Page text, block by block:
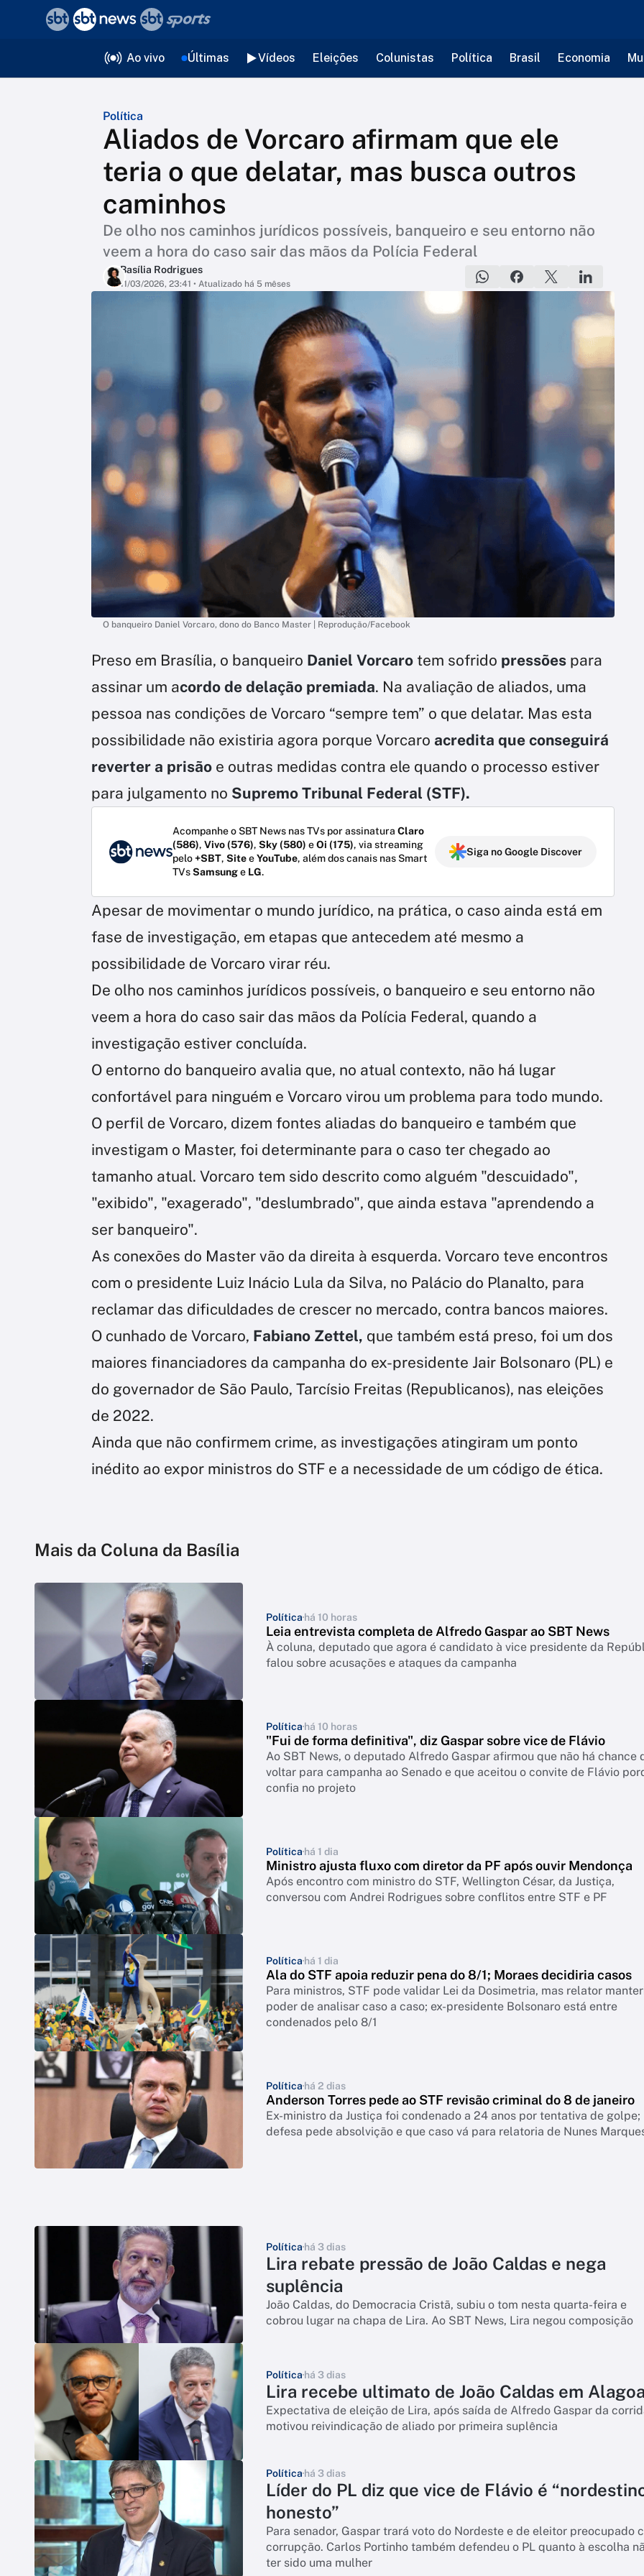
Ao vivo Últimas Vídeos Eleições Colunistas Política Brasil Economia
Política
Aliados de Vorcaro afirmam que ele
teria o que delatar, mas busca outros
caminhos
De olho nos caminhos jurídicos possíveis, banqueiro e seu entorno não
veem a hora do caso sair das mãos da Polícia Federal
Basília Rodrigues
11/03/2026, 23:41 • Atualizado há 5 mêses
O banqueiro Daniel Vorcaro, dono do Banco Master | Reprodução/Facebook
Preso em Brasília, o banqueiro Daniel Vorcaro tem sofrido pressões para
assinar um acordo de delação premiada. Na avaliação de aliados, uma
pessoa nas condições de Vorcaro “sempre tem” o que delatar. Mas esta
possibilidade não existiria agora porque Vorcaro acredita que conseguirá
reverter a prisão e outras medidas contra ele quando o processo estiver
para julgamento no Supremo Tribunal Federal (STF).
Acompanhe o SBT News nas TVs por assinatura Claro
(586), Vivo (576), Sky (580) eOi (175), via streaming
pelo+SBT, SiteeYouTube, além dos canais nas Smart
TVsSamsunge LG.
Siga no Google Discover
Apesar de movimentar o mundo jurídico, na prática, o caso ainda está em
fase de investigação, em etapas que antecedem até mesmo a
possibilidade de Vorcaro virar réu.
De olho nos caminhos jurídicos possíveis, o banqueiro e seu entorno não
veem a hora do caso sair das mãos da Polícia Federal, quando a
investigação estiver concluída.
O entorno do banqueiro avalia que, no atual contexto, não há lugar
confortável para ninguém e Vorcaro virou um problema para todo mundo.
O perfil de Vorcaro, dizem fontes aliadas do banqueiro e também que
investigam o Master, foi determinante para o caso ter chegado ao
tamanho atual. Vorcaro tem sido descrito como alguém "descuidado",
"exibido", "exagerado", "deslumbrado", que ainda estava "aprendendo a
ser banqueiro".
As conexões do Master vão da direita à esquerda. Vorcaro teve encontros
com o presidente Luiz Inácio Lula da Silva, no Palácio do Planalto, para
reclamar das dificuldades de crescer no mercado, contra bancos maiores.
O cunhado de Vorcaro, Fabiano Zettel, que também está preso, foi um dos
maiores financiadores da campanha do ex-presidente Jair Bolsonaro (PL) e
do governador de São Paulo, Tarcísio Freitas (Republicanos), nas eleições
de 2022.
Ainda que não confirmem crime, as investigações atingiram um ponto
inédito ao expor ministros do STF e a necessidade de um código de ética.
Mais da Coluna da Basília
Política há 10 horas
Leia entrevista completa de Alfredo Gaspar ao SBT News
À coluna, deputado que agora é candidato à vice presidente da
falou sobre acusações e ataques da campanha
Política há 10 horas
"Fui de forma definitiva", diz Gaspar sobre vice de Flávio
Ao SBT News, o deputado Alfredo Gaspar afirmou que não há chance
voltar para campanha ao Senado e que aceitou o convite de Flávio
confia no projeto
Política há 1 dia
Ministro ajusta fluxo com diretor da PF após ouvir Mendonça
Após encontro com ministro do STF, Wellington César, da Justiça,
conversou com Andrei Rodrigues sobre conflitos entre STF e PF
Política há 1 dia
Ala do STF apoia reduzir pena do 8/1; Moraes decidiria casos
Para ministros, STF pode validar Lei da Dosimetria, mas relator
poder de analisar caso a caso; ex-presidente Bolsonaro está entre
condenados pelo 8/1
Política há 2 dias
Anderson Torres pede ao STF revisão criminal do 8 de janeiro
Ex-ministro da Justiça foi condenado a 24 anos por tentativa de golpe;
defesa pede absolvição e que caso vá para relatoria de Nunes
Política há 3 dias
Lira rebate pressão de João Caldas e nega
suplência
João Caldas, do Democracia Cristã, subiu o tom nesta quarta-feira e
cobrou lugar na chapa de Lira. Ao SBT News, Lira negou composição
Política há 3 dias
Lira recebe ultimato de João Caldas em
Expectativa de eleição de Lira, após saída de Alfredo Gaspar da
motivou reivindicação de aliado por primeira suplência
Política há 3 dias
Líder do PL diz que vice de Flávio é
honesto”
Para senador, Gaspar trará voto do Nordeste e de eleitor preocupado
corrupção. Carlos Portinho também defendeu o PL quanto à escolha
ter sido uma mulher
voltar
Editorias